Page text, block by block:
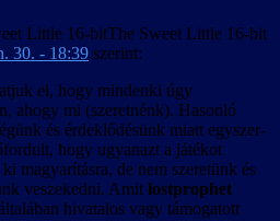
The Sweet Little 16-bit
30. - 18:39 szerint:
el, hogy mindenki úgy
ahogy mi (szeretnénk). Hasonló
és érdeklődésünk miatt egyszer-
hogy ugyanazt a játékot
magyarításra, de nem szeretünk és
veszekedni. Amit lostprophet
hivatalos vagy támogatott